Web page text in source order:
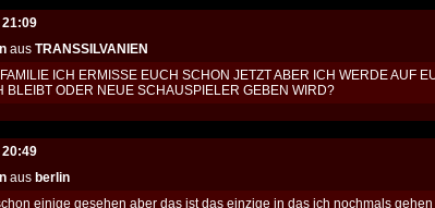
21:09
aus TRANSSILVANIEN
ICH ERMISSE EUCH SCHON JETZT ABER ICH WERDE AUF
BLEIBT ODER NEUE SCHAUSPIELER GEBEN WIRD?
20:49
aus berlin
einige gesehen aber das ist das einzige in das ich nochmals